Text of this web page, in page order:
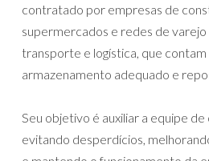
contratado por empresas de
supermercados e redes de varejo
transporte e logística, que contam
armazenamento adequado e
Seu objetivo é auxiliar a equipe
evitando desperdícios,